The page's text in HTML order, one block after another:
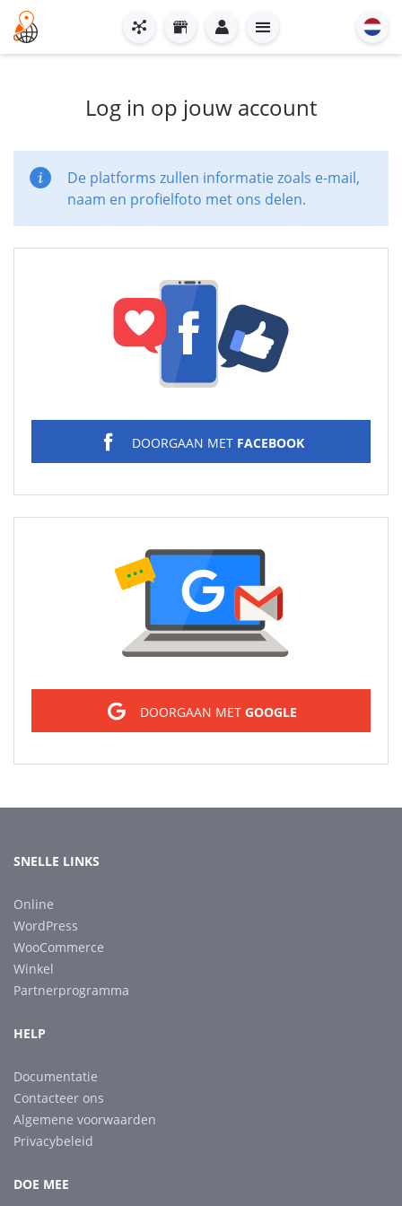
Log in op jouw account
De platforms zullen informatie zoals e-mail,
naam en profielfoto met ons delen.
DOORGAAN MET FACEBOOK
DOORGAAN MET GOOGLE
SNELLE LINKS
Online
WordPress
WooCommerce
Winkel
Partnerprogramma
HELP
Documentatie
Contacteer ons
Algemene voorwaarden
Privacybeleid
DOE MEE